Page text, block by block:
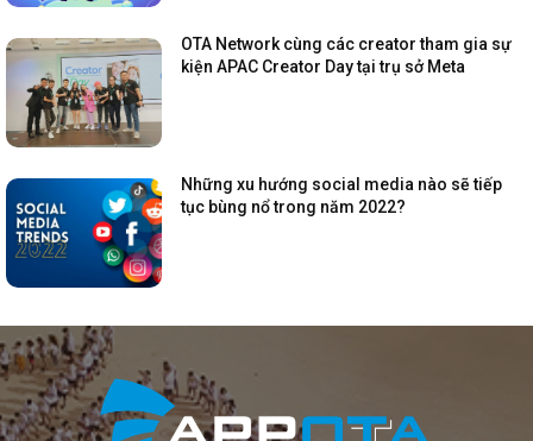
OTA Network cùng các creator tham gia sự
kiện APAC Creator Day tại trụ sở Meta
Những xu hướng social media nào sẽ tiếp
tục bùng nổ trong năm 2022?